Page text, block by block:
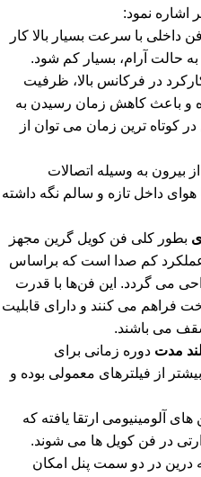
داخلی با سرعت بسیار بالا کار
حالت آرام، بسیار کم شود.
در فرکانس بالا، ظرفیت
و باعث کاهش زمان رسیدن به
کوتاه ترین زمان می توان از
بیرون به وسیله اتصالات
داخل تازه و سالم نگه داشته
بطور کلی فن کویل گرین مجهز
کم صدا است که براساس
می گردد. این فن‌ها با قدرت
فراهم می کنند و دارای قابلیت
سقف می باشند.
مدت دوره زمانی برای
از فیلترهای معمولی بوده و
های آلومینیومی ارتقا یافته که
در فن کویل ها می شوند.
درین در دو سمت پنل امکان